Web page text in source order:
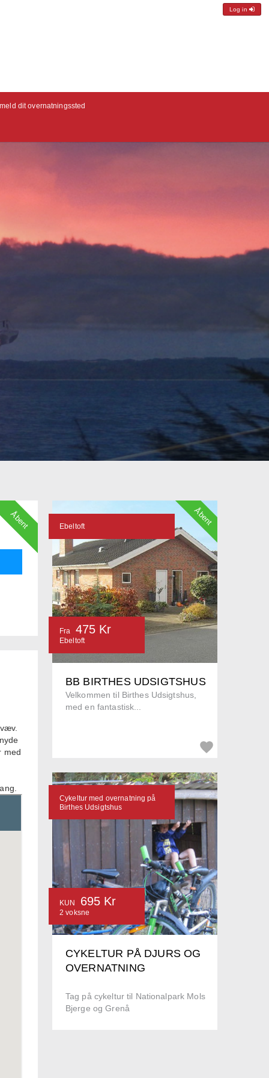
Log in
dit overnatningssted
Åbent
med
BB BIRTHES UDSIGTSHUS
Velkommen til Birthes Udsigtshus,
med en fantastisk...
Ebeltoft
Fra 475 Kr
Ebeltoft
Åbent
CYKELTUR PÅ DJURS OG
OVERNATNING
Tag på cykeltur til Nationalpark Mols
Bjerge og Grenå
Cykeltur med overnatning på
Birthes Udsigtshus
KUN 695 Kr
2 voksne